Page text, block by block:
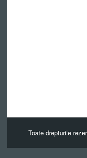
Toate drepturile